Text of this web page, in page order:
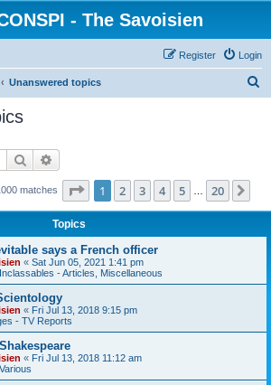
- The Savoisien
Login
Register
Unanswered topics
Search
matches Page 1of 20
1 2 3 4 5 20
Topics
says a French officer
« Sat Jun 05, 2021 1:41 pm
- Articles, Miscellaneous
« Fri Jul 13, 2018 9:15 pm
- TV Reports
« Fri Jul 13, 2018 11:12 am